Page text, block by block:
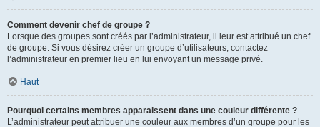
Comment devenir chef de groupe ?
Lorsque des groupes sont créés par l’administrateur, il leur est attribué un chef
de groupe. Si vous désirez créer un groupe d’utilisateurs, contactez
l’administrateur en premier lieu en lui envoyant un message privé.
Haut
Pourquoi certains membres apparaissent dans une couleur différente ?
L’administrateur peut attribuer une couleur aux membres d’un groupe pour les